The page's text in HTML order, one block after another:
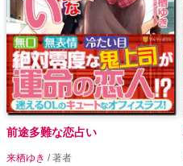
前途多難な恋占い
来栖ゆき / 著者